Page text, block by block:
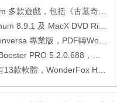
AND THE TEMPLE OF OSIRIS™》、《Deiland》、《Headsnatchers》、《Drawful 2》和《GOAT OF DUTY》。
MacX DVD Ripper Pro 6.2.1 限免活動
PDF轉Word格式DOC或Word轉換成PDF
測並更新最新驅動程式，可以自動更新驅動程式
、RightNote Standard、ONLYOFFICE Cloud Office、Epubor Ultimate、Folder Marker Home 、Clipà.Vu、Preloaders、Animiz Professional 以及 DoYourData Uninstaller Pro。